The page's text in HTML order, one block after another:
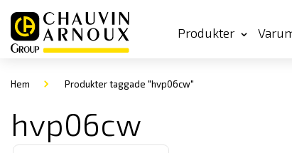
Produkter
Hem Produkter taggade "hvp06cw"
hvp06cw